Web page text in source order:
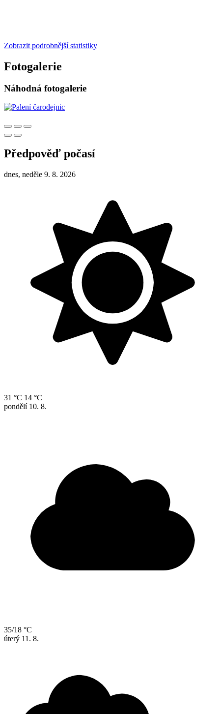
Zobrazit podrobnější statistiky
Fotogalerie
Náhodná fotogalerie
Předpověď počasí
dnes, neděle 9. 8. 2026
31 °C 14 °C
pondělí 10. 8.
35/18 °C
úterý 11. 8.